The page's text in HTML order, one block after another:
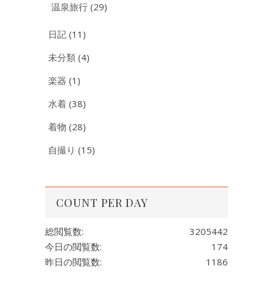
温泉旅行 (29)
日記 (11)
未分類 (4)
楽器 (1)
水着 (38)
着物 (28)
自撮り (15)
COUNT PER DAY
3205442
総閲覧数:
174
今日の閲覧数:
1186
昨日の閲覧数: